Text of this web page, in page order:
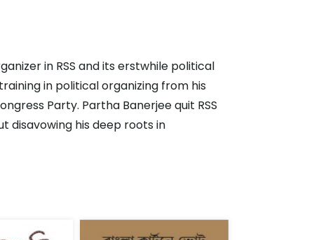
in RSS and its erstwhile political
in political organizing from his
Party. Partha Banerjee quit RSS
disavowing his deep roots in